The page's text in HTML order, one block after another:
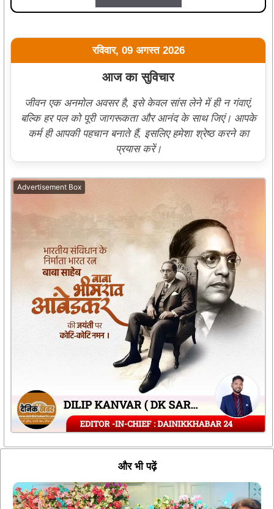
रविवार, 09 अगस्त 2026
आज का सुविचार
जीवन एक अनमोल अवसर है, इसे केवल सांस लेने में ही न गंवाएं,
बल्कि हर पल को पूरी जागरूकता और आनंद के साथ जिएं। आपके
कर्म ही आपकी पहचान बनाते हैं, इसलिए हमेशा श्रेष्ठ करने का
प्रयास करें।
Advertisement Box
और भी पढ़ें